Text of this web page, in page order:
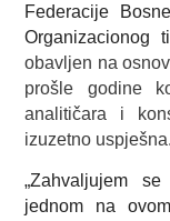
Federacije
Organizacionog
obavljen na
prošle godine
analitičara i
izuzetno uspješna.
„Zahvaljujem
jednom na